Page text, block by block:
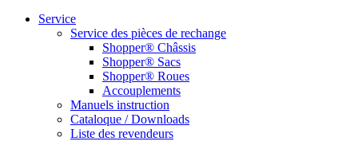
Service
Service des pièces de rechange
Shopper® Châssis
Shopper® Sacs
Shopper® Roues
Accouplements
Manuels instruction
Cataloque / Downloads
Liste des revendeurs